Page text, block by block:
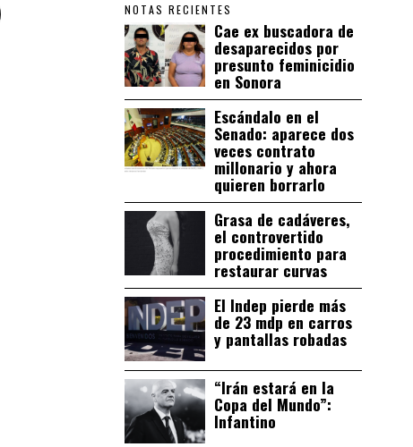
NOTAS RECIENTES
Cae ex buscadora de
desaparecidos por
presunto feminicidio
en Sonora
Escándalo en el
Senado: aparece dos
veces contrato
millonario y ahora
quieren borrarlo
Grasa de cadáveres,
el controvertido
procedimiento para
restaurar curvas
El Indep pierde más
de 23 mdp en carros
y pantallas robadas
“Irán estará en la
Copa del Mundo”:
Infantino